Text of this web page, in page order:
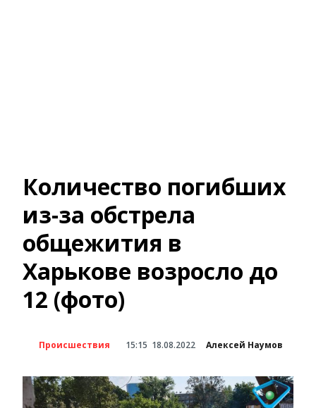
Количество погибших
из-за обстрела
общежития в
Харькове возросло до
12 (фото)
Происшествия 15:15 18.08.2022 Алексей Наумов